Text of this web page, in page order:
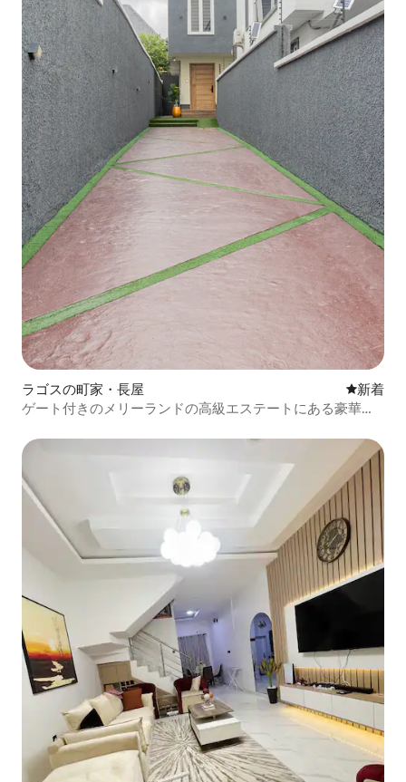
ラゴスの町家・長屋 新しい宿
新着
ゲート付きのメリーランドの高級エステートにある豪華な